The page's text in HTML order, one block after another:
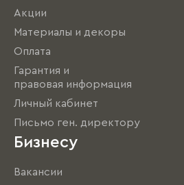
Акции
Материалы и декоры
Оплата
Гарантия и
правовая информация
Личный кабинет
Письмо ген. директору
Бизнесу
Вакансии